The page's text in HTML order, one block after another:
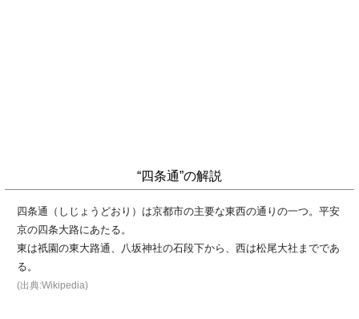
“四条通”の解説
四条通（しじょうどおり）は京都市の主要な東西の通りの一つ。平安
京の四条大路にあたる。
東は祇園の東大路通、八坂神社の石段下から、西は松尾大社までであ
る。
(出典:Wikipedia)